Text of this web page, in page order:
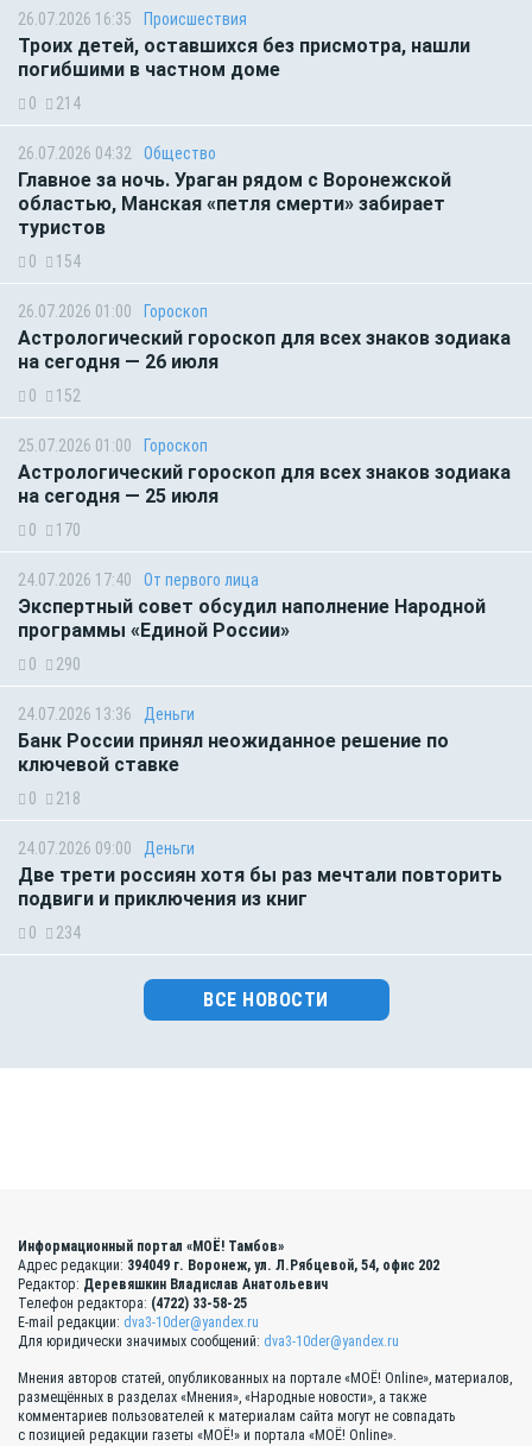
26.07.2026 16:35 Происшествия
Троих детей, оставшихся без присмотра, нашли
погибшими в частном доме
0 214
26.07.2026 04:32 Общество
Главное за ночь. Ураган рядом с Воронежской
областью, Манская «петля смерти» забирает
туристов
0 154
26.07.2026 01:00 Гороскоп
Астрологический гороскоп для всех знаков зодиака
на сегодня — 26 июля
0 152
25.07.2026 01:00 Гороскоп
Астрологический гороскоп для всех знаков зодиака
на сегодня — 25 июля
0 170
24.07.2026 17:40 От первого лица
Экспертный совет обсудил наполнение Народной
программы «Единой России»
0 290
24.07.2026 13:36 Деньги
Банк России принял неожиданное решение по
ключевой ставке
0 218
24.07.2026 09:00 Деньги
Две трети россиян хотя бы раз мечтали повторить
подвиги и приключения из книг
0 234
ВСЕ НОВОСТИ
Информационный портал «МОЁ! Тамбов»
Адрес редакции: 394049 г. Воронеж, ул. Л.Рябцевой, 54, офис 202
Редактор: Деревяшкин Владислав Анатольевич
Телефон редактора: (4722) 33-58-25
E-mail редакции: dva3-10der@yandex.ru
Для юридически значимых сообщений: dva3-10der@yandex.ru
Мнения авторов статей, опубликованных на портале «МОЁ! Online», материалов,
размещённых в разделах «Мнения», «Народные новости», а также
комментариев пользователей к материалам сайта могут не совпадать
с позицией редакции газеты «МОЁ!» и портала «МОЁ! Online».